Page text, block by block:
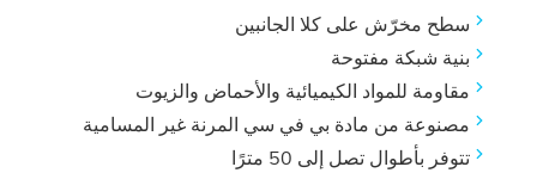
سطح مخرّش على كلا الجانبين
بنية شبكة مفتوحة
مقاومة للمواد الكيميائية والأحماض والزيوت
مصنوعة من مادة بي في سي المرنة غير المسامية
تتوفر بأطوال تصل إلى 50 مترًا